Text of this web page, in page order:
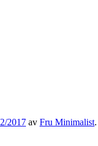
2017 av Fru Minimalist.